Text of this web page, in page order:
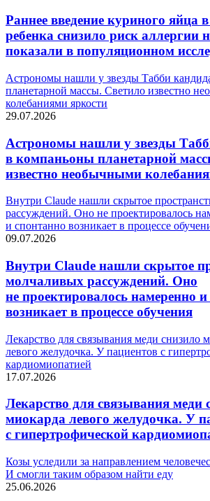
Раннее введение куриного яйца
ребенка снизило риск аллергии
показали в популяционном
Астрономы нашли у звезды Табби
планетарной массы. Светило известно
колебаниями яркости
29.07.2026
Астрономы нашли у звезды
в компаньоны планетарной
известно необычными
Внутри Claude нашли скрытое
рассуждений. Оно не проектировалось
и спонтанно возникает в процессе
09.07.2026
Внутри Claude нашли скрытое
молчаливых рассуждений. Оно
не проектировалось намеренно
возникает в процессе обучения
Лекарство для связывания меди снизило
левого желудочка. У пациентов с
кардиомиопатией
17.07.2026
Лекарство для связывания меди
миокарда левого желудочка. У
с гипертрофической
Козы уследили за направлением
И смогли таким образом найти еду
25.06.2026